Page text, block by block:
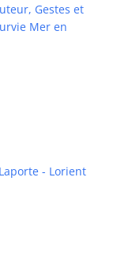
Gestes et
Mer en
- Lorient